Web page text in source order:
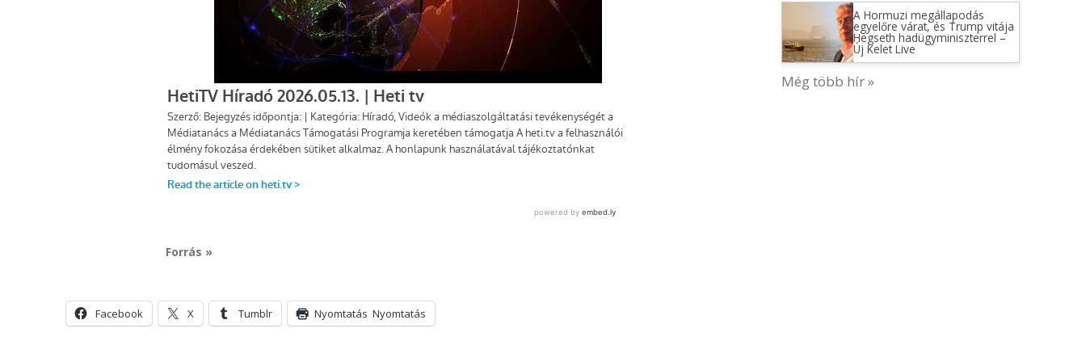
Forrás »
Facebook X Tumblr Nyomtatás Nyomtatás
A Hormuzi megállapodás
egyelőre várat, és Trump vitája
Hegseth hadügyminiszterrel –
Új Kelet Live
Még több hír »